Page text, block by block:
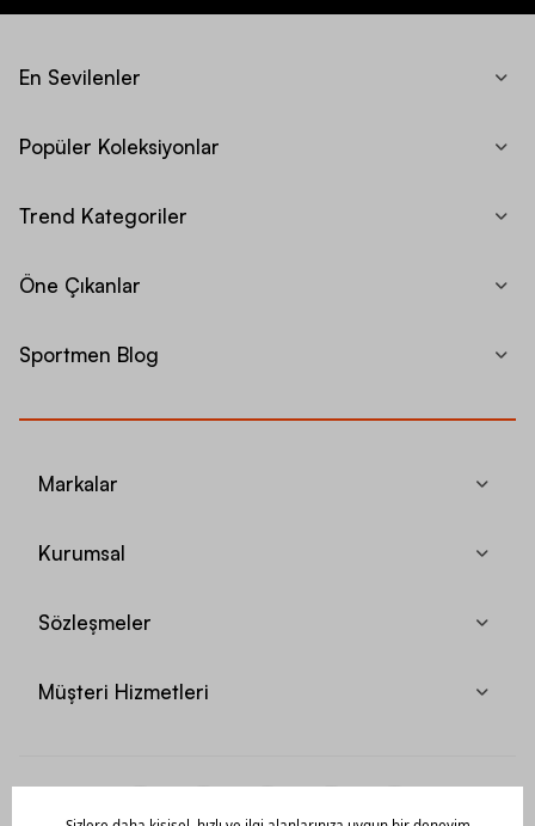
En Sevilenler
Popüler Koleksiyonlar
Trend Kategoriler
Öne Çıkanlar
Sportmen Blog
Markalar
Kurumsal
Sözleşmeler
Müşteri Hizmetleri